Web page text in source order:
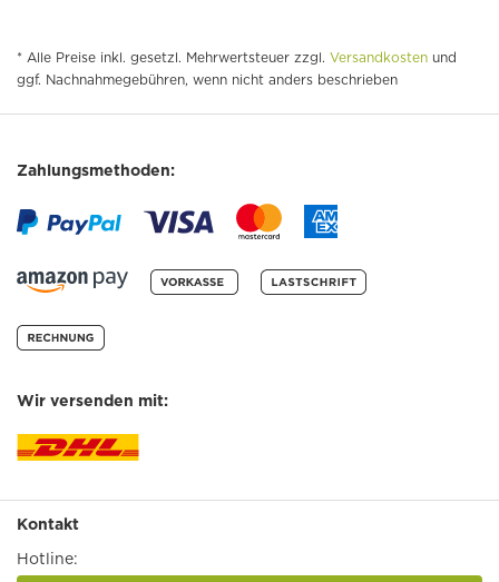
* Alle Preise inkl. gesetzl. Mehrwertsteuer zzgl. Versandkosten und
ggf. Nachnahmegebühren, wenn nicht anders beschrieben
Zahlungsmethoden:
Wir versenden mit:
Kontakt
Hotline: